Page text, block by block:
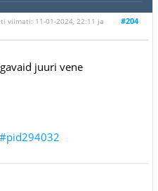
#204
viimati: 11-01-2024, 22:11 ja
juuri vene